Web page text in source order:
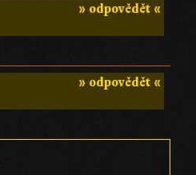
» odpovědět «
» odpovědět «